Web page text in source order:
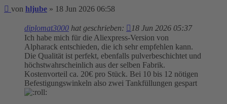
Beitrag
von hljube » 18 Jun 2026 06:58
diplomat3000 hat geschrieben:
18 Jun 2026 05:37
Ich habe mich für die Aliexpress-Version von
Alpharack entschieden, die ich sehr empfehlen kann.
Die Qualität ist perfekt, ebenfalls pulverbeschichtet und
höchstwahrscheinlich aus der selben Fabrik.
Kostenvorteil ca. 20€ pro Stück. Bei 10 bis 12 nötigen
Befestigungswinkeln also zwei Tankfüllungen gespart